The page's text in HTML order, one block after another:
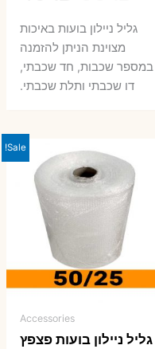
המקורי
היה:
66 ₪.
₪.
גליל ניילון בועות באיכות
מצוינת הניתן להזמנה
במספר שכבות, חד שכבתי,
דו שכבתי ותלת שכבתי.
Sale!
Accessories
גליל ניילון בועות פצפץ